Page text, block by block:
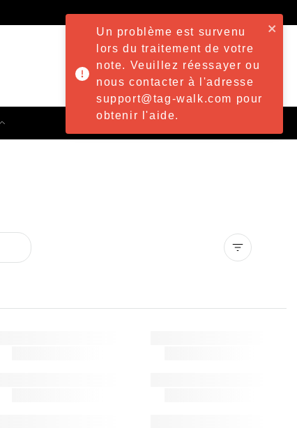
Un problème est survenu
lors du traitement de votre
note. Veuillez réessayer ou
nous contacter à l'adresse
support@tag-walk.com pour
obtenir l'aide.